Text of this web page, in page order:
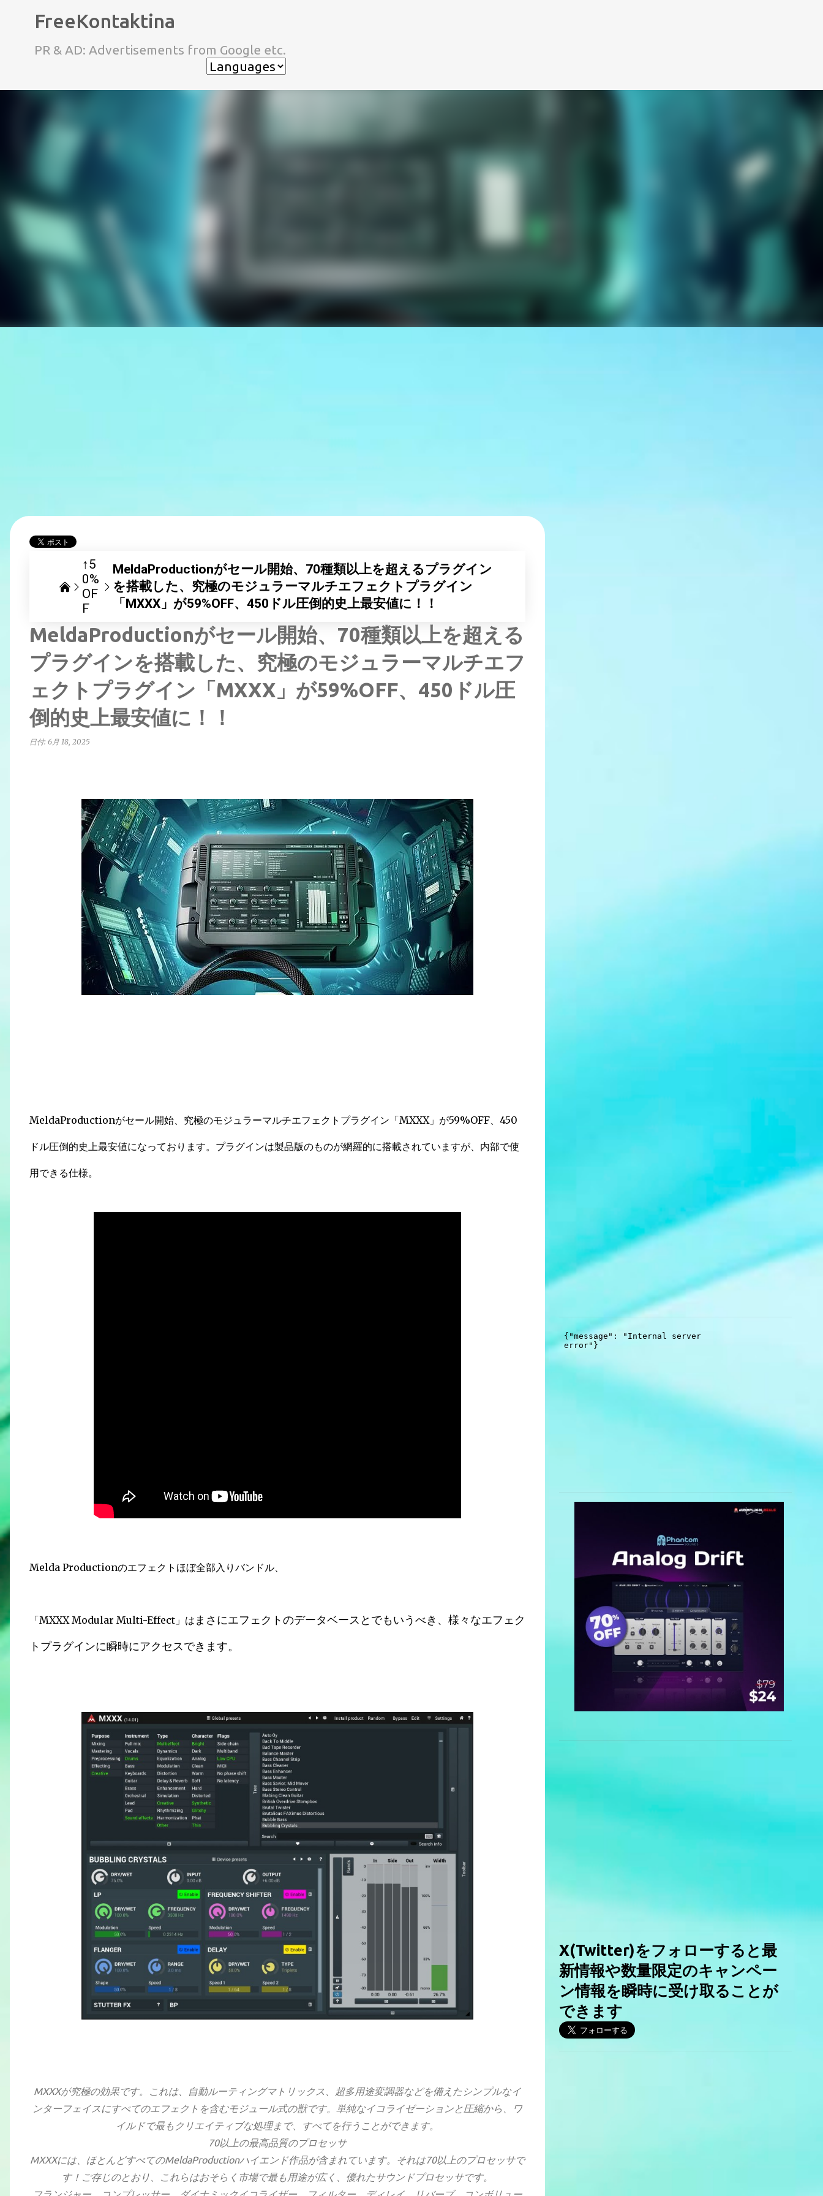
FreeKontaktina
PR & AD: Advertisements from Google etc.
↑5
0%
OF
F
MeldaProductionがセール開始、70種類以上を超えるプラグイン
を搭載した、究極のモジュラーマルチエフェクトプラグイン
「MXXX」が59%OFF、450ドル圧倒的史上最安値に！！
MeldaProductionがセール開始、70種類以上を超える
プラグインを搭載した、究極のモジュラーマルチエフ
ェクトプラグイン「MXXX」が59%OFF、450ドル圧
倒的史上最安値に！！
日付: 6月 18, 2025
MeldaProductionがセール開始、究極のモジュラーマルチエフェクトプラグイン「MXXX」が59%OFF、450
ドル圧倒的史上最安値になっております。プラグインは製品版のものが網羅的に搭載されていますが、内部で使
用できる仕様。
Melda Productionのエフェクトほぼ全部入りバンドル、
「MXXX Modular Multi-Effect」は まさにエフェクトのデータベースとでもいうべき、様々なエフェク
トプラグインに瞬時にアクセスできます。
MXXXが究極の効果です。これは、自動ルーティングマトリックス、超多用途変調器などを備えたシンプルなイ
ンターフェイスにすべてのエフェクトを含むモジュール式の獣です。単純なイコライゼーションと圧縮から、ワ
イルドで最もクリエイティブな処理まで、すべてを行うことができます。
70以上の最高品質のプロセッサ
MXXXには、ほとんどすべてのMeldaProductionハイエンド作品が含まれています。それは70以上のプロセッサで
す！ご存じのとおり、これらはおそらく市場で最も用途が広く、優れたサウンドプロセッサです。
X(Twitter)をフォローすると最
新情報や数量限定のキャンペー
ン情報を瞬時に受け取ることが
できます